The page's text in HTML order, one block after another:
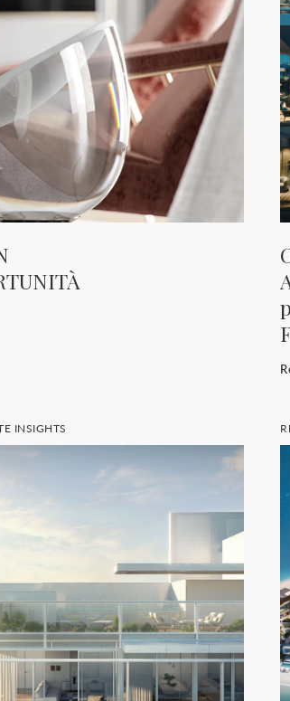
INSIGHTS